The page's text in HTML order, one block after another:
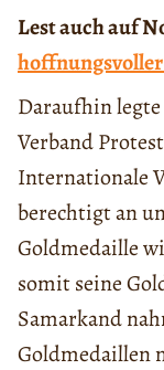
Lest auch auf
Daraufhin legte
Verband
Internationale
berechtigt an
Goldmedaille
somit seine
Samarkand
Goldmedaillen